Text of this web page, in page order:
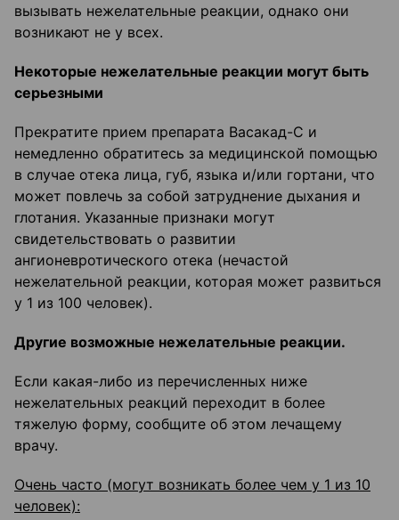
вызывать нежелательные реакции, однако они
возникают не у всех.
Некоторые нежелательные реакции могут быть
серьезными
Прекратите прием препарата Васакад-С и
немедленно обратитесь за медицинской помощью
в случае отека лица, губ, языка и/или гортани, что
может повлечь за собой затруднение дыхания и
глотания. Указанные признаки могут
свидетельствовать о развитии
ангионевротического отека (нечастой
нежелательной реакции, которая может развиться
у 1 из 100 человек).
Другие возможные нежелательные реакции.
Если какая-либо из перечисленных ниже
нежелательных реакций переходит в более
тяжелую форму, сообщите об этом лечащему
врачу.
Очень часто (могут возникать более чем у 1 из 10
человек):